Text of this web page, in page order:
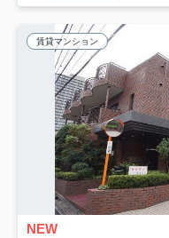
賃貸マンション
NEW